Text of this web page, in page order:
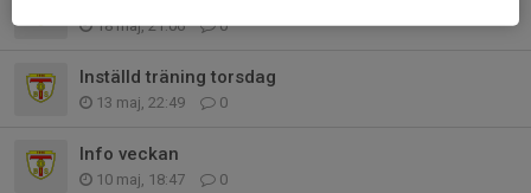
18 maj, 21:06 0
Inställd träning torsdag
13 maj, 22:49 0
Info veckan
10 maj, 18:47 0